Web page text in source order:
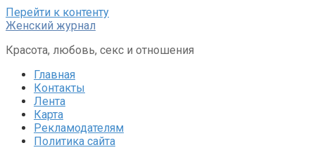
Перейти к контенту
Женский журнал
Красота, любовь, секс и отношения
Главная
Контакты
Лента
Карта
Рекламодателям
Политика сайта